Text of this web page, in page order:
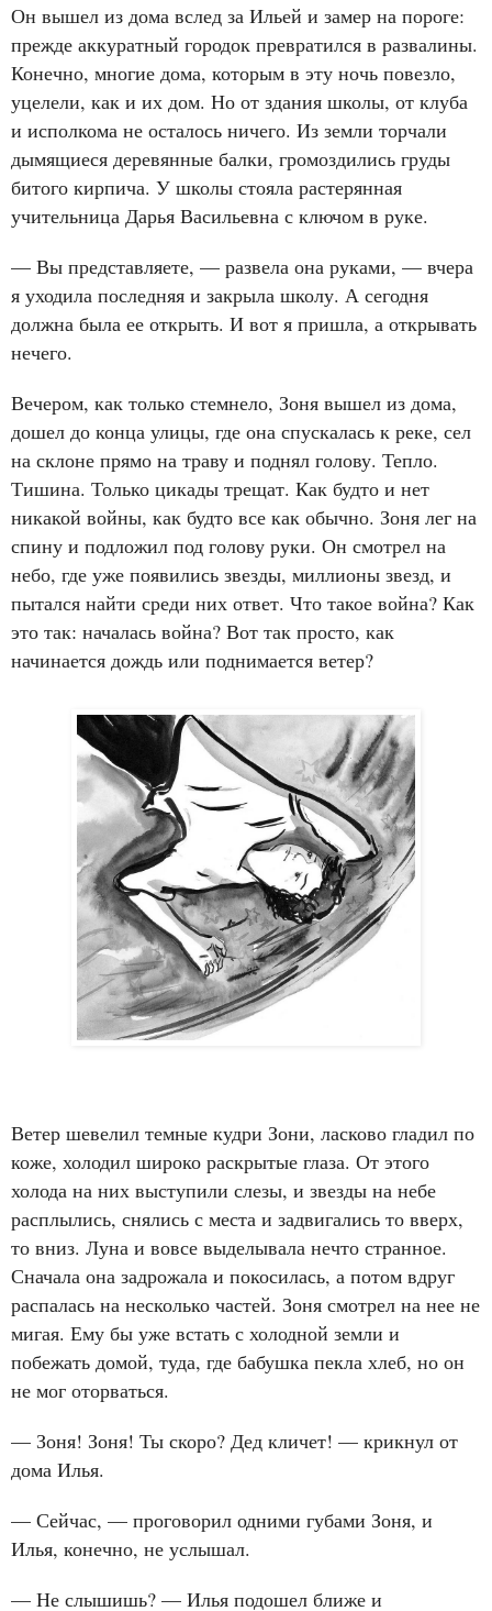
Он вышел из дома вслед за Ильей и замер на пороге:
прежде аккуратный городок превратился в развалины.
Конечно, многие дома, которым в эту ночь повезло,
уцелели, как и их дом. Но от здания школы, от клуба
и исполкома не осталось ничего. Из земли торчали
дымящиеся деревянные балки, громоздились груды
битого кирпича. У школы стояла растерянная
учительница Дарья Васильевна с ключом в руке.
— Вы представляете, — развела она руками, — вчера
я уходила последняя и закрыла школу. А сегодня
должна была ее открыть. И вот я пришла, а открывать
нечего.
Вечером, как только стемнело, Зоня вышел из дома,
дошел до конца улицы, где она спускалась к реке, сел
на склоне прямо на траву и поднял голову. Тепло.
Тишина. Только цикады трещат. Как будто и нет
никакой войны, как будто все как обычно. Зоня лег на
спину и подложил под голову руки. Он смотрел на
небо, где уже появились звезды, миллионы звезд, и
пытался найти среди них ответ. Что такое война? Как
это так: началась война? Вот так просто, как
начинается дождь или поднимается ветер?
Ветер шевелил темные кудри Зони, ласково гладил по
коже, холодил широко раскрытые глаза. От этого
холода на них выступили слезы, и звезды на небе
расплылись, снялись с места и задвигались то вверх,
то вниз. Луна и вовсе выделывала нечто странное.
Сначала она задрожала и покосилась, а потом вдруг
распалась на несколько частей. Зоня смотрел на нее не
мигая. Ему бы уже встать с холодной земли и
побежать домой, туда, где бабушка пекла хлеб, но он
не мог оторваться.
— Зоня! Зоня! Ты скоро? Дед кличет! — крикнул от
дома Илья.
— Сейчас, — проговорил одними губами Зоня, и
Илья, конечно, не услышал.
— Не слышишь? — Илья подошел ближе и